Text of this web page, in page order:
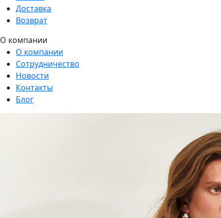
Доставка
Возврат
О компании
О компании
Сотрудничество
Новости
Контакты
Блог